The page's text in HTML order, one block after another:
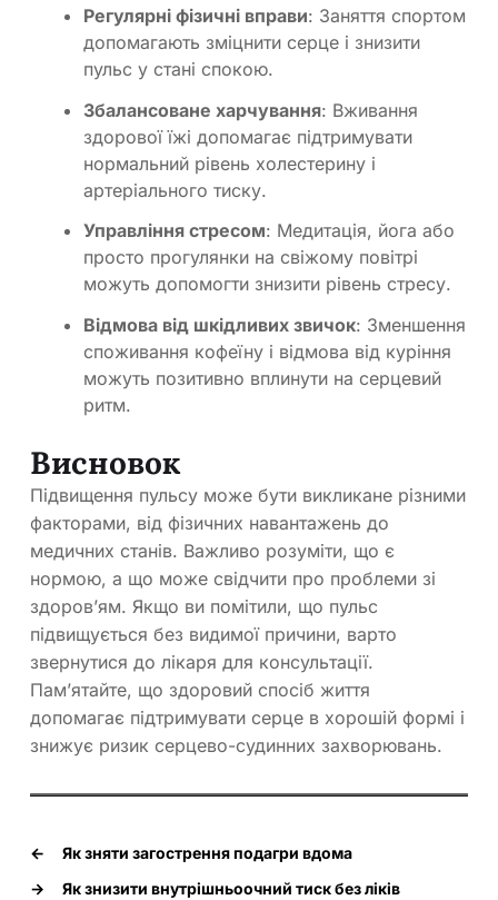
Регулярні фізичні вправи: Заняття спортом
допомагають зміцнити серце і знизити
пульс у стані спокою.
Збалансоване харчування: Вживання
здорової їжі допомагає підтримувати
нормальний рівень холестерину і
артеріального тиску.
Управління стресом: Медитація, йога або
просто прогулянки на свіжому повітрі
можуть допомогти знизити рівень стресу.
Відмова від шкідливих звичок: Зменшення
споживання кофеїну і відмова від куріння
можуть позитивно вплинути на серцевий
ритм.
Висновок
Підвищення пульсу може бути викликане різними
факторами, від фізичних навантажень до
медичних станів. Важливо розуміти, що є
нормою, а що може свідчити про проблеми зі
здоров’ям. Якщо ви помітили, що пульс
підвищується без видимої причини, варто
звернутися до лікаря для консультації.
Пам’ятайте, що здоровий спосіб життя
допомагає підтримувати серце в хорошій формі і
знижує ризик серцево-судинних захворювань.
←
Як зняти загострення подагри вдома
→
Як знизити внутрішньоочний тиск без ліків